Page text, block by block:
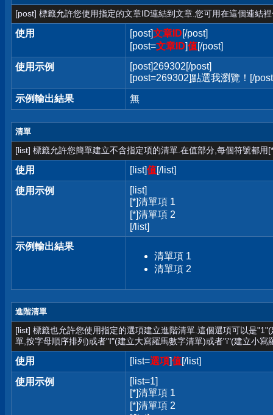
[post] 標籤允許您使用指定的文章ID連結到文章.您可用在這個連結
使用 [post]文章ID[/post]
[post=文章ID]值[/post]
使用示例
[post]269302[/post]
[post=269302]點選我瀏覽！[/
示例輸出結果
無
清單
[list] 標籤允許您簡單建立不含指定項的清單.在值部分,每個符號都用
使用 [list]值[/list]
使用示例
[list]
[*]清單項 1
[*]清單項 2
[/list]
示例輸出結果
清單項 1
清單項 2
進階清單
[list] 標籤也允許您使用指定的選項建立進階清單.這個選項可以是
單,按字母順序排列)或者"I"(建立大寫羅馬數字清單)或者"i"(建立小寫
使用 [list=選項]值[/list]
使用示例
[list=1]
[*]清單項 1
[*]清單項 2